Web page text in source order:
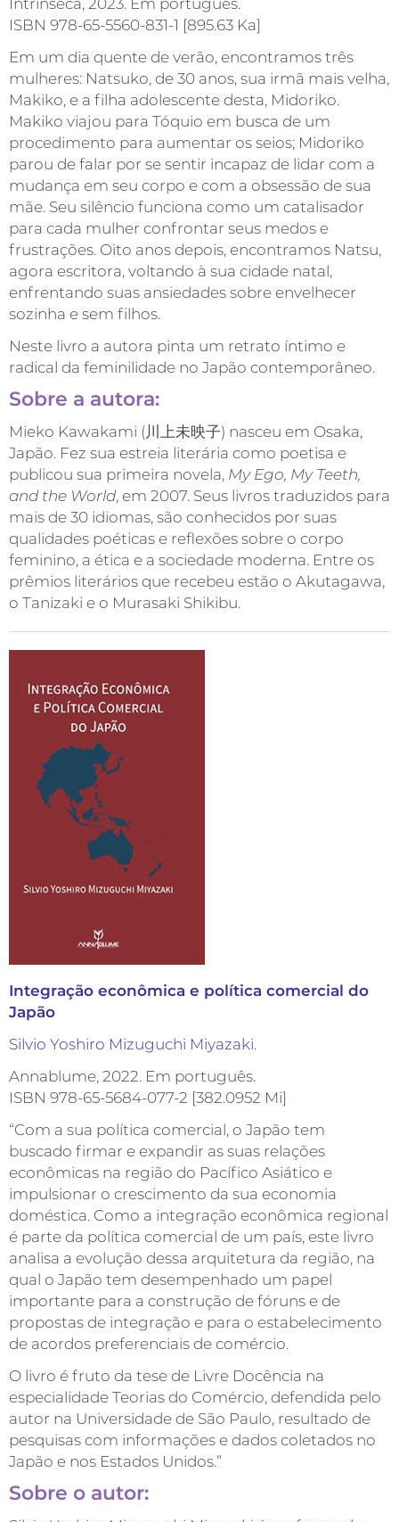
Intrínseca, 2023. Em português.
ISBN 978-65-5560-831-1 [895.63 Ka]
Em um dia quente de verão, encontramos três
mulheres: Natsuko, de 30 anos, sua irmã mais velha,
Makiko, e a filha adolescente desta, Midoriko.
Makiko viajou para Tóquio em busca de um
procedimento para aumentar os seios; Midoriko
parou de falar por se sentir incapaz de lidar com a
mudança em seu corpo e com a obsessão de sua
mãe. Seu silêncio funciona como um catalisador
para cada mulher confrontar seus medos e
frustrações. Oito anos depois, encontramos Natsu,
agora escritora, voltando à sua cidade natal,
enfrentando suas ansiedades sobre envelhecer
sozinha e sem filhos.
Neste livro a autora pinta um retrato íntimo e
radical da feminilidade no Japão contemporâneo.
Sobre a autora:
Mieko Kawakami (川上未映子) nasceu em Osaka,
Japão. Fez sua estreia literária como poetisa e
publicou sua primeira novela, My Ego, My Teeth,
and the World, em 2007. Seus livros traduzidos para
mais de 30 idiomas, são conhecidos por suas
qualidades poéticas e reflexões sobre o corpo
feminino, a ética e a sociedade moderna. Entre os
prêmios literários que recebeu estão o Akutagawa,
o Tanizaki e o Murasaki Shikibu.
Integração econômica e política comercial do
Japão
Silvio Yoshiro Mizuguchi Miyazaki.
Annablume, 2022. Em português.
ISBN 978-65-5684-077-2 [382.0952 Mi]
“Com a sua política comercial, o Japão tem
buscado firmar e expandir as suas relações
econômicas na região do Pacífico Asiático e
impulsionar o crescimento da sua economia
doméstica. Como a integração econômica regional
é parte da política comercial de um país, este livro
analisa a evolução dessa arquitetura da região, na
qual o Japão tem desempenhado um papel
importante para a construção de fóruns e de
propostas de integração e para o estabelecimento
de acordos preferenciais de comércio.
O livro é fruto da tese de Livre Docência na
especialidade Teorias do Comércio, defendida pelo
autor na Universidade de São Paulo, resultado de
pesquisas com informações e dados coletados no
Japão e nos Estados Unidos.”
Sobre o autor: